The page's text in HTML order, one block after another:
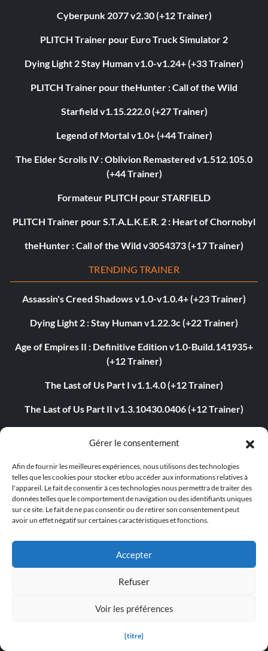
Gérer le consentement
Afin de fournir les meilleures expériences, nous utilisons des technologies
telles que les cookies pour stocker et/ou accéder aux informations relatives à
l'appareil. Le fait de consentir à ces technologies nous permettra de traiter des
données telles que le comportement de navigation ou des identifiants uniques
sur ce site. Le fait de ne pas consentir ou de retirer son consentement peut
avoir un effet négatif sur certaines caractéristiques et fonctions.
Accepter
Refuser
Voir les préférences
{titre}
Cyberpunk 2077 v2.30 (+12 Trainer)
PLITCH Trainer pour Euro Truck Simulator 2
Dying Light 2 Stay Human v1.0-v1.24+ (+33 Trainer)
PLITCH Trainer pour theHunter : Call of the Wild
Starfield v1.15.222.0 (+27 Trainer)
Legend of Mortal v1.0+ (+44 Trainer)
The Elder Scrolls IV : Oblivion Remastered v1.512.105.0
(+44 Trainer)
Formateur PLITCH pour STARFIELD
PLITCH Trainer pour S.T.A.L.K.E.R. 2 : Heart of Chornobyl
theHunter : Call of the Wild v3054373 (+17 Trainer)
TRENDING TRAINER
Assassin's Creed Shadows v1.0-v1.0.4+ (+23 Trainer)
Dying Light 2 : Stay Human v1.22.3c (+22 Trainer)
Age of Empires II : Definitive Edition v1.0-Build.141935+
(+12 Trainer)
The Last of Us Part I v1.1.4.0 (+12 Trainer)
The Last of Us Part II v1.3.10430.0406 (+12 Trainer)
VOIN v0.2.0+ (+4 Trainer)
Blade Abyss v1.0 (+5 Trainer)
ABOUT US
About MegaGames